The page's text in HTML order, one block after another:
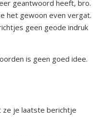
geantwoord heeft, bro.
het gewoon even vergat.
geen geode indruk
is geen goed idee.
je laatste berichtje